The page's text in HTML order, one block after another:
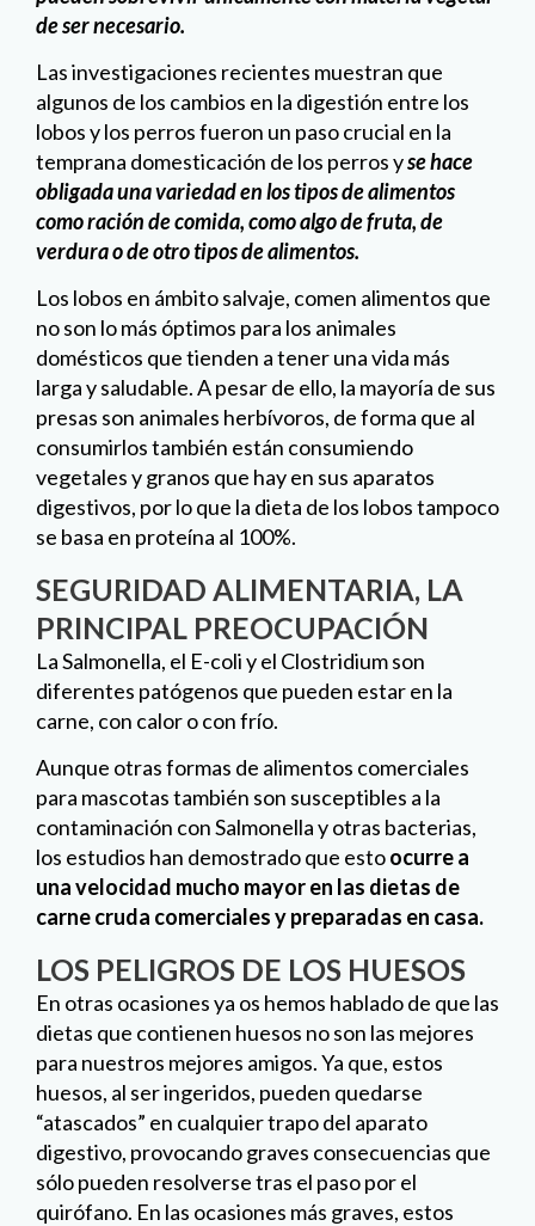
de ser necesario.
Las investigaciones recientes muestran que
algunos de los cambios en la digestión entre los
lobos y los perros fueron un paso crucial en la
temprana domesticación de los perros yse hace
obligada una variedad en los tipos de alimentos
como ración de comida, como algo de fruta, de
verdura o de otro tipos de alimentos.
Los lobos en ámbito salvaje, comen alimentos que
no son lo más óptimos para los animales
domésticos que tienden a tener una vida más
larga y saludable. A pesar de ello, la mayoría de sus
presas son animales herbívoros, de forma que al
consumirlos también están consumiendo
vegetales y granos que hay en sus aparatos
digestivos, por lo que la dieta de los lobos tampoco
se basa en proteína al 100%.
SEGURIDAD ALIMENTARIA, LA
PRINCIPAL PREOCUPACIÓN
La Salmonella, el E-coli y el Clostridium son
diferentes patógenos que pueden estar en la
carne, con calor o con frío.
Aunque otras formas de alimentos comerciales
para mascotas también son susceptibles a la
contaminación con Salmonella y otras bacterias,
los estudios han demostrado que estoocurre a
una velocidad mucho mayor en las dietas de
carne cruda comerciales y preparadas en casa.
LOS PELIGROS DE LOS HUESOS
En otras ocasiones ya os hemos hablado de que las
dietas que contienen huesos no son las mejores
para nuestros mejores amigos. Ya que, estos
huesos, al ser ingeridos, pueden quedarse
“atascados” en cualquier trapo del aparato
digestivo, provocando graves consecuencias que
sólo pueden resolverse tras el paso por el
quirófano. En las ocasiones más graves, estos